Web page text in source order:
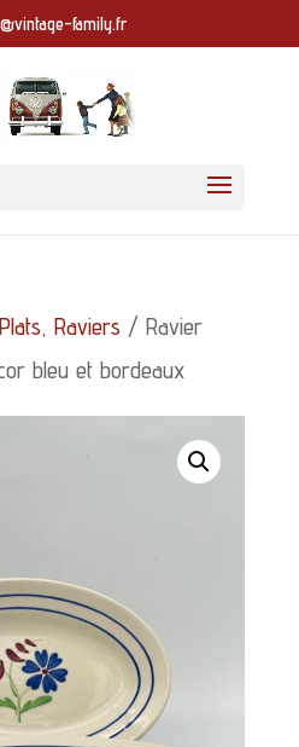
family.fr
Plats, Raviers / Ravier
bleu et bordeaux